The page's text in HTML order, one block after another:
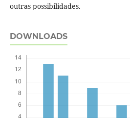
outras possibilidades.
DOWNLOADS